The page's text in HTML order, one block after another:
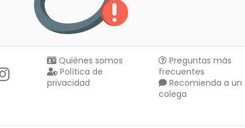
Quiénes somos
Política de
privacidad
Preguntas más
frecuentes
Recomienda a un
colega